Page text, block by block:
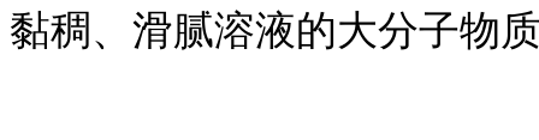
黏稠、滑腻溶液的大分子物